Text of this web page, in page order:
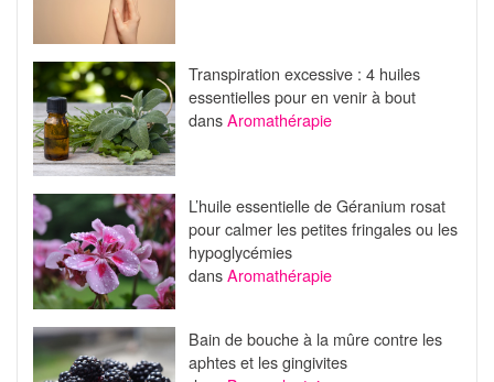
Transpiration excessive : 4 huiles
essentielles pour en venir à bout
dansAromathérapie
L’huile essentielle de Géranium rosat
pour calmer les petites fringales ou les
hypoglycémies
dansAromathérapie
Bain de bouche à la mûre contre les
aphtes et les gingivites